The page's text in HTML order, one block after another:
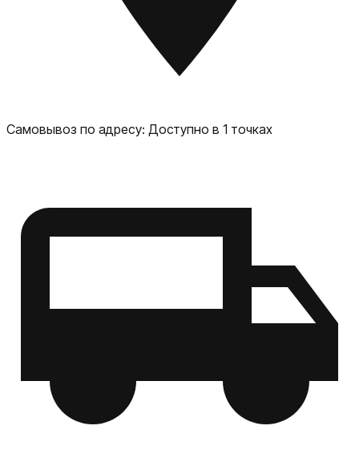
комфортного просмотра контента. Безопасность:
встроенные функции безопасности для защиты ваших
данных и конфиденциальности. Apple MacBook Air — это
идеальный выбор для тех, кто ищет надёжный и
производительный ноутбук для работы, учёбы или
Самовывоз по адресу: Доступно в 1 точках